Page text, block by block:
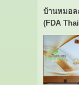
บ้านหมอล
(FDA